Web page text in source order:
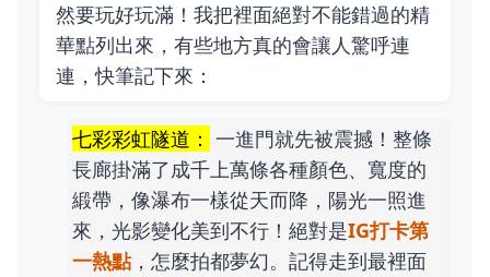
然要玩好玩滿！我把裡面絕對不能錯過的精
華點列出來，有些地方真的會讓人驚呼連
連，快筆記下來：
七彩彩虹隧道： 一進門就先被震撼！整條
長廊掛滿了成千上萬條各種顏色、寬度的
緞帶，像瀑布一樣從天而降，陽光一照進
來，光影變化美到不行！絕對是IG打卡第
一熱點，怎麼拍都夢幻。記得走到最裡面